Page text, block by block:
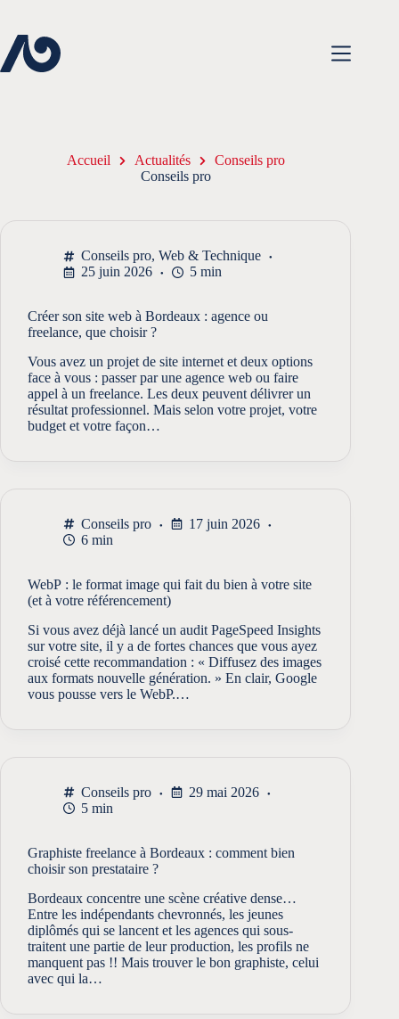
contenu
Accueil Actualités
Conseils pro
Conseils pro
Conseils pro, Web & Technique
25 juin 2026
5 min
Créer son site web à Bordeaux : agence ou
freelance, que choisir ?
Vous avez un projet de site internet et deux options
face à vous : passer par une agence web ou faire
appel à un freelance. Les deux peuvent délivrer un
résultat professionnel. Mais selon votre projet, votre
budget et votre façon…
Conseils pro
17 juin 2026
6 min
WebP : le format image qui fait du bien à votre site
(et à votre référencement)
Si vous avez déjà lancé un audit PageSpeed Insights
sur votre site, il y a de fortes chances que vous ayez
croisé cette recommandation : « Diffusez des images
aux formats nouvelle génération. » En clair, Google
vous pousse vers le WebP.…
Conseils pro
29 mai 2026
5 min
Graphiste freelance à Bordeaux : comment bien
choisir son prestataire ?
Bordeaux concentre une scène créative dense…
Entre les indépendants chevronnés, les jeunes
diplômés qui se lancent et les agences qui sous-
traitent une partie de leur production, les profils ne
manquent pas !! Mais trouver le bon graphiste, celui
avec qui la…